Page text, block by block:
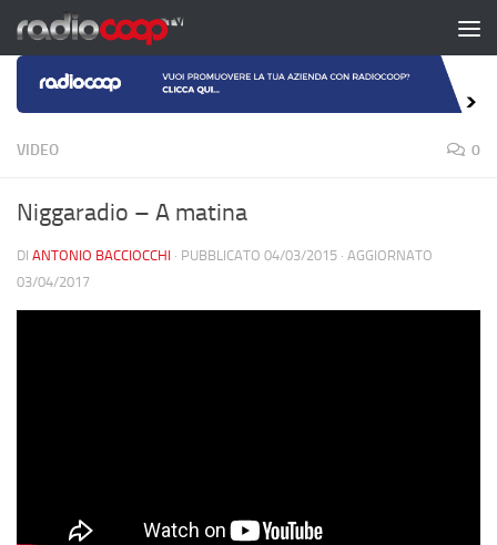
Salta al contenuto
VIDEO 0
Niggaradio – A matina
DI ANTONIO BACCIOCCHI · PUBBLICATO 04/03/2015 · AGGIORNATO
03/04/2017